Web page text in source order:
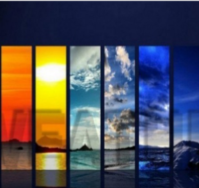
даатгалын сангийн хөрөнгө 7.6 тэрбум төгрөгөөр арвижлаа